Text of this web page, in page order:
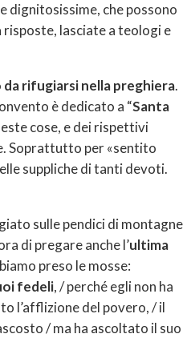
dignitosissime, che possono
risposte, lasciate a teologi e
rifugiarsi nella preghiera.
è dedicato a “Santa
cose, e dei rispettivi
Soprattutto per «sentito
suppliche di tanti devoti.
sulle pendici di montagne
di pregare anche l’ultima
preso le mosse:
fedeli, / perché egli non ha
l’afflizione del povero, / il
/ ma ha ascoltato il suo